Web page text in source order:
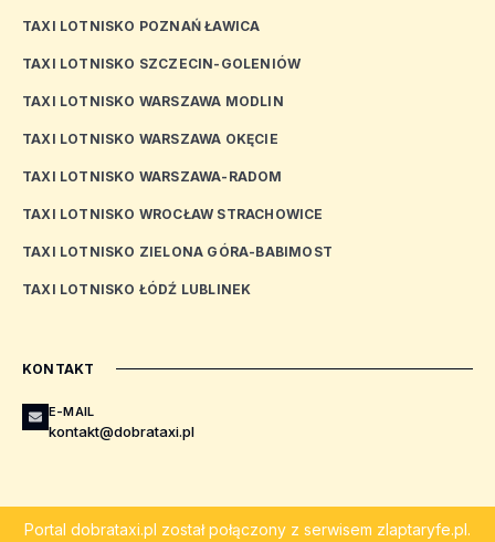
TAXI LOTNISKO POZNAŃ ŁAWICA
TAXI LOTNISKO SZCZECIN-GOLENIÓW
TAXI LOTNISKO WARSZAWA MODLIN
TAXI LOTNISKO WARSZAWA OKĘCIE
TAXI LOTNISKO WARSZAWA-RADOM
TAXI LOTNISKO WROCŁAW STRACHOWICE
TAXI LOTNISKO ZIELONA GÓRA-BABIMOST
TAXI LOTNISKO ŁÓDŹ LUBLINEK
KONTAKT
E-MAIL
kontakt@dobrataxi.pl
Portal dobrataxi.pl został połączony z serwisem zlaptaryfe.pl.